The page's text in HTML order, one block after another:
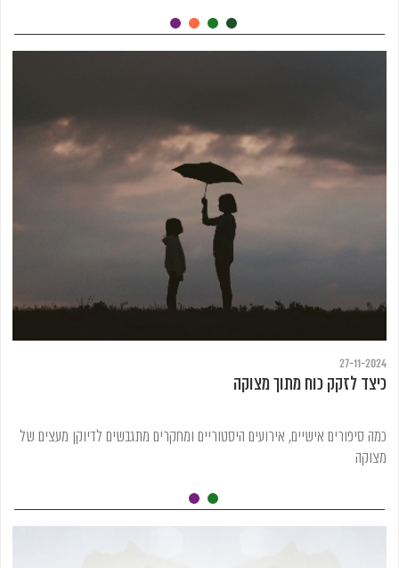
27-11-2024
כיצד לזקק כוח מתוך מצוקה
כמה סיפורים אישיים, אירועים היסטוריים ומחקרים מתגבשים לדיוקן מעצים של
מצוקה